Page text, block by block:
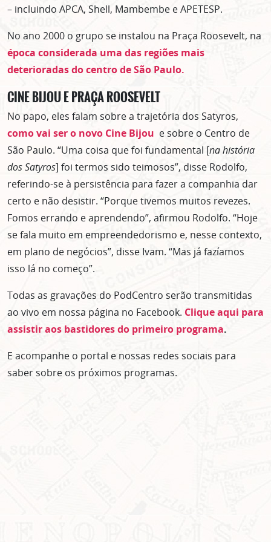
– incluindo APCA, Shell, Mambembe e APETESP.
No ano 2000 o grupo se instalou na Praça Roosevelt, na
época considerada uma das regiões mais
deterioradas do centro de São Paulo.
CINE BIJOU E PRAÇA ROOSEVELT
No papo, eles falam sobre a trajetória dos Satyros,
como vai ser o novo Cine Bijou e sobre o Centro de
São Paulo. “Uma coisa que foi fundamental [na história
dos Satyros] foi termos sido teimosos”, disse Rodolfo,
referindo-se à persistência para fazer a companhia dar
certo e não desistir. “Porque tivemos muitos revezes.
Fomos errando e aprendendo”, afirmou Rodolfo. “Hoje
se fala muito em empreendedorismo e, nesse contexto,
em plano de negócios”, disse Ivam. “Mas já fazíamos
isso lá no começo”.
Todas as gravações do PodCentro serão transmitidas
ao vivo em nossa página no Facebook. Clique aqui para
assistir aos bastidores do primeiro programa.
E acompanhe o portal e nossas redes sociais para
saber sobre os próximos programas.